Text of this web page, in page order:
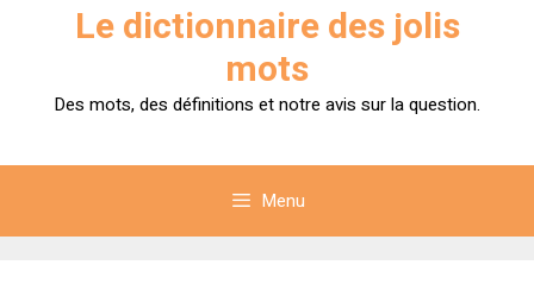
Le dictionnaire des jolis
mots
Des mots, des définitions et notre avis sur la question.
Menu